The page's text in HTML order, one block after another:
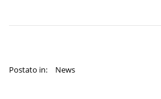
Postato in: News